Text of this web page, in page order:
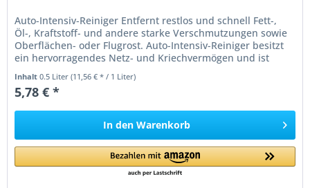
Auto-Intensiv-Reiniger Entfernt restlos und schnell Fett-,
Öl-, Kraftstoff- und andere starke Verschmutzungen sowie
Oberflächen- oder Flugrost. Auto-Intensiv-Reiniger besitzt
ein hervorragendes Netz- und Kriechvermögen und ist
biologisch...
Inhalt0.5 Liter(11,56 € * / 1 Liter)
5,78 € *
In den Warenkorb